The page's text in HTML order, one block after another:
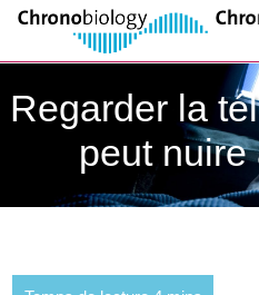
Regarder la
peut nuire